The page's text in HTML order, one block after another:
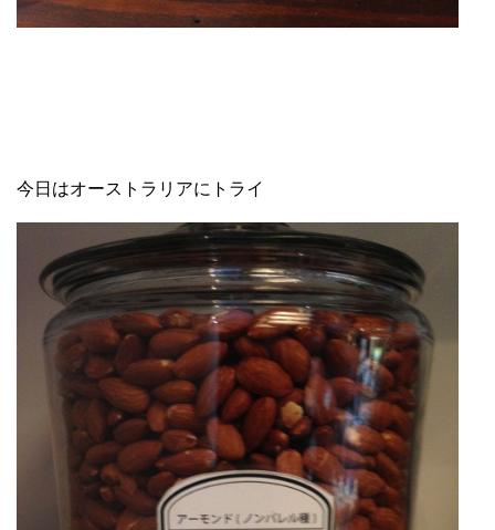
今日はオーストラリアにトライ